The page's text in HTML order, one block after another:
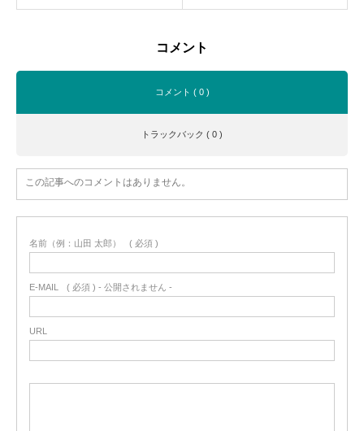
コメント
コメント ( 0 )
トラックバック ( 0 )
この記事へのコメントはありません。
名前（例：山田 太郎） ( 必須 )
E-MAIL ( 必須 ) - 公開されません -
URL